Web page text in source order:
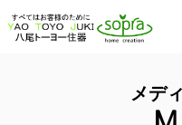
メデ